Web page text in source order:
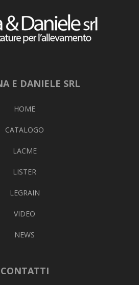
E DANIELE SRL
HOME
CATALOGO
LACME
LISTER
LEGRAIN
VIDEO
NEWS
CONTATTI